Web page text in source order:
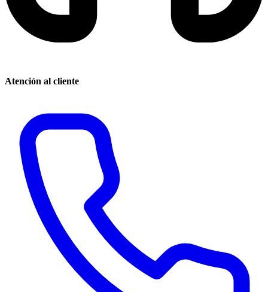
Atención al cliente